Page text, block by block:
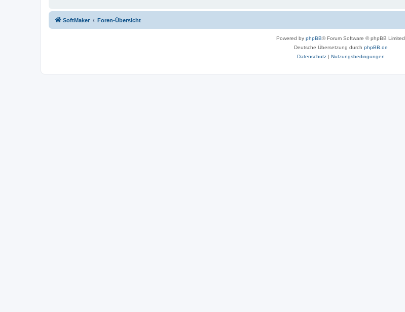
SoftMaker Foren-Übersicht
Powered by phpBB® Forum Software © phpBB Limited
Deutsche Übersetzung durch phpBB.de
Datenschutz| Nutzungsbedingungen